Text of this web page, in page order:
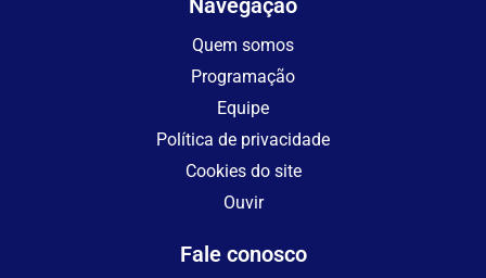
Navegação
Quem somos
Programação
Equipe
Política de privacidade
Cookies do site
Ouvir
Fale conosco